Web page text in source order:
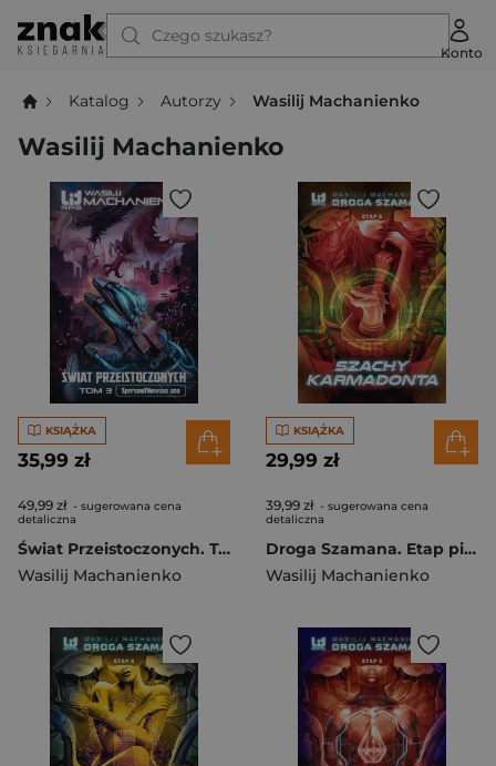
Czego szukasz?
Konto
Katalog Autorzy Wasilij Machanienko
Wasilij Machanienko
KSIĄŻKA
35,99 zł
49,99 zł - sugerowana cena
detaliczna
Świat Przeistoczonych. Tom 3: Spersonifikowane noa
Wasilij Machanienko
KSIĄŻKA
29,99 zł
39,99 zł - sugerowana cena
detaliczna
Droga Szamana. Etap piąty: Szachy Karmadonta
Wasilij Machanienko